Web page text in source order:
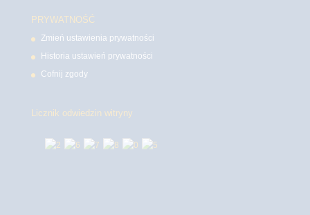
PRYWATNOŚĆ
Zmień ustawienia prywatności
Historia ustawień prywatności
Cofnij zgody
Licznik odwiedzin witryny